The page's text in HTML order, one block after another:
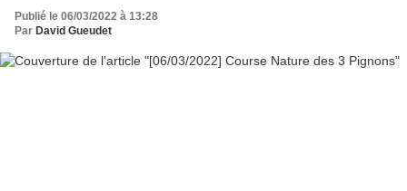
Publié le 06/03/2022 à 13:28
Par David Gueudet